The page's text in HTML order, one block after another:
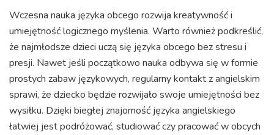
Wczesna nauka języka obcego rozwija kreatywność i
umiejętność logicznego myślenia. Warto również podkreślić,
że najmłodsze dzieci uczą się języka obcego bez stresu i
presji. Nawet jeśli początkowo nauka odbywa się w formie
prostych zabaw językowych, regularny kontakt z angielskim
sprawi, że dziecko będzie rozwijało swoje umiejętności bez
wysiłku. Dzięki biegłej znajomość języka angielskiego
łatwiej jest podróżować, studiować czy pracować w obcych